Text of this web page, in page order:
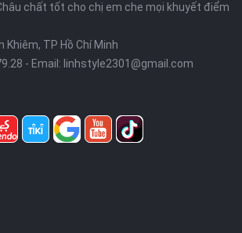
chất tốt cho chị em che mọi khuyết điểm
Khiêm, TP Hồ Chí Minh
- Email: linhstyle2301@gmail.com